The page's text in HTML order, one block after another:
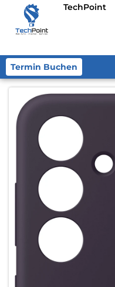
TechPoint
Termin Buchen